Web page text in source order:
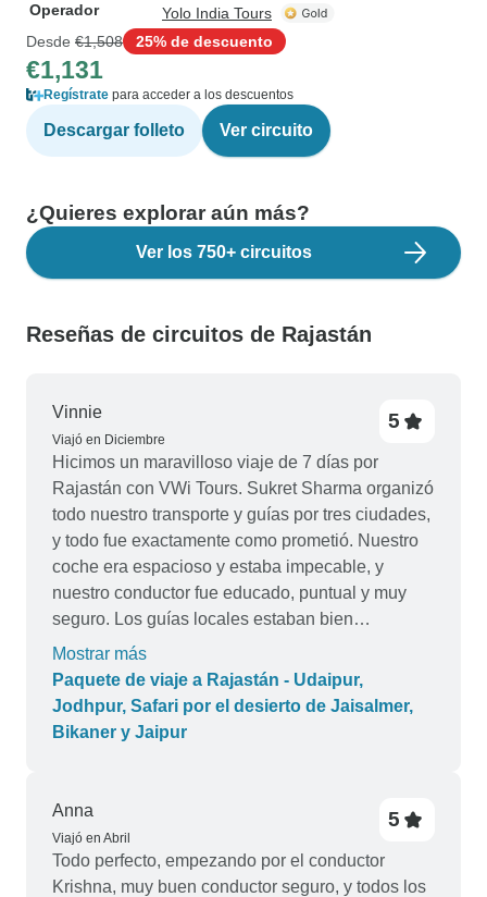
Operador
Yolo India Tours
Desde €1,508 25% de descuento
€1,131
Regístrate para acceder a los descuentos
Descargar folleto Ver circuito
¿Quieres explorar aún más?
Ver los 750+ circuitos
Reseñas de circuitos de Rajastán
Vinnie
Viajó en Diciembre
5
Hicimos un maravilloso viaje de 7 días por
Rajastán con VWi Tours. Sukret Sharma organizó
todo nuestro transporte y guías por tres ciudades,
y todo fue exactamente como prometió. Nuestro
coche era espacioso y estaba impecable, y
nuestro conductor fue educado, puntual y muy
seguro. Los guías locales estaban bien
informados y añadieron mucho a la experiencia.
Recomendaríamos encantados VWi a amigos y
familiares. Gracias, Sukret, por hacer que nuestro
viaje fuera tan tranquilo y memorable.
Mostrar más
Paquete de viaje a Rajastán - Udaipur,
Jodhpur, Safari por el desierto de Jaisalmer,
Bikaner y Jaipur
Anna
Viajó en Abril
5
Todo perfecto, empezando por el conductor
Krishna, muy buen conductor seguro, y todos los